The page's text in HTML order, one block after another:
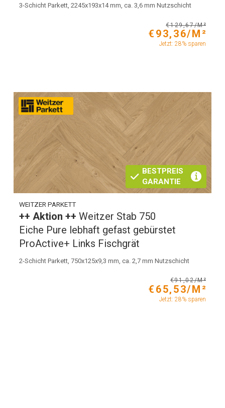
3-Schicht Parkett, 2245x193x14 mm, ca. 3,6 mm Nutzschicht
€129,67/M²
€93,36/M²
Jetzt: 28% sparen
BESTPREIS
GARANTIE
WEITZER PARKETT
++ Aktion ++Weitzer Stab 750
Eiche Pure lebhaft gefast gebürstet
ProActive+ Links Fischgrät
2-Schicht Parkett, 750x125x9,3 mm, ca. 2,7 mm Nutzschicht
€91,02/M²
€65,53/M²
Jetzt: 28% sparen